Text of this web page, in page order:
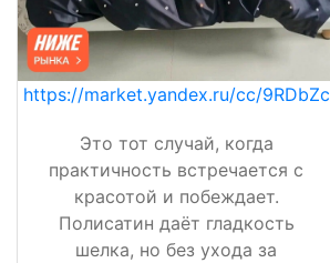
https://market.yandex.ru/cc/9RDbZc
Это тот случай, когда
практичность встречается с
красотой и побеждает.
Полисатин даёт гладкость
шелка, но без ухода за